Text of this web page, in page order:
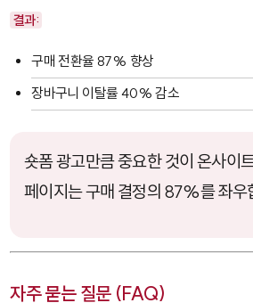
결과:
구매 전환율 87% 향상
장바구니 이탈률 40% 감소
숏폼 광고만큼 중요한 것이 온사이
페이지는 구매 결정의 87%를 좌우
자주 묻는 질문 (FAQ)